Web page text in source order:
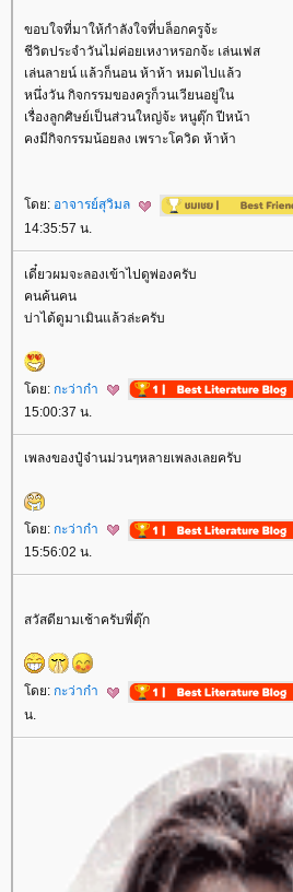
ขอบใจที่มาให้กำลังใจที่บล็อกครูจ้ะ
ชีวิตประจำวันไม่ค่อยเหงาหรอกจ้ะ เล่นเฟส
เล่นลายน์ แล้วก็นอน ห้าห้า หมดไปแล้ว
หนึ่งวัน กิจกรรมของครูก็วนเวียนอยู่ใน
เรื่องลูกศิษย์เป็นส่วนใหญ่จ้ะ หนูตุ๊ก ปีหน้า
คงมีกิจกรรมน้อยลง เพราะโควิด ห้าห้า
ดย: อาจารย์สุวิมล
14:35:57 น.
เดี๋ยวผมจะลองเข้าไปดูพ่องครับ
คนค้นคน
บ่าได้ดูมาเมินแล้วล่ะครับ
ดย: กะว่าก๋า
15:00:37 น.
เพลงของปู๋จ๋านม่วนๆหลายเพลงเลยครับ
ดย: กะว่าก๋า
15:56:02 น.
สวัสดียามเช้าครับพี่ตุ๊ก
ดย: กะว่าก๋า
น.